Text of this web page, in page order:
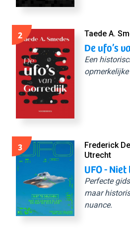
2 Taede A.
De ufo’s
Een
3
Frederick
Utrecht
UFO -
Perfecte
maar
nuance.